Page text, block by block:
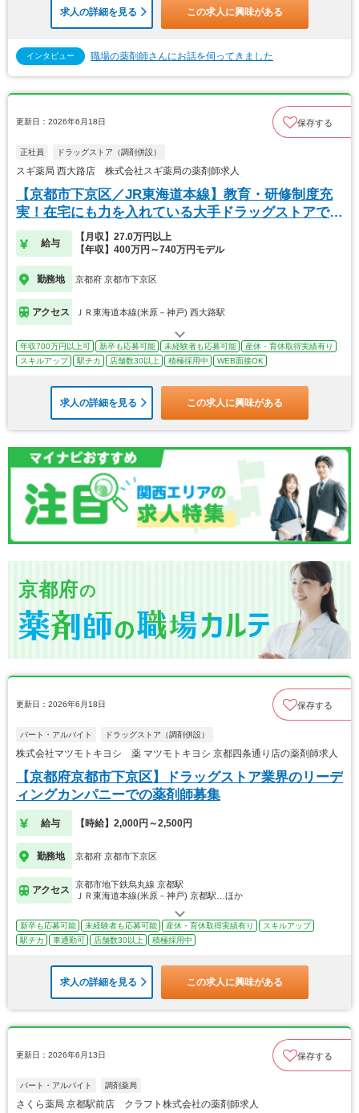
求人の詳細を見る この求人に興味がある
インタビュー 職場の薬剤師さんにお話を伺ってきました
更新日：2026年6月18日 保存する
正社員 ドラッグストア（調剤併設）
スギ薬局 西大路店 株式会社スギ薬局の薬剤師求人
【京都市下京区／JR東海道本線】教育・研修制度充
実！在宅にも力を入れている大手ドラッグストアで
す！
給与
【月収】27.0万円以上
【年収】400万円～740万円モデル
勤務地 京都府 京都市下京区
アクセス ＪＲ東海道本線(米原－神戸) 西大路駅
年収700万円以上可 新卒も応募可能 未経験者も応募可能
産休・育休取得実績有り
スキルアップ
駅チカ 店舗数30以上 積極採用中 WEB面接OK
求人の詳細を見る この求人に興味がある
京都府の
更新日：2026年6月18日 保存する
パート・アルバイト ドラッグストア（調剤併設）
株式会社マツモトキヨシ 薬 マツモトキヨシ 京都四条通り店の薬剤師求人
【京都府京都市下京区】ドラッグストア業界のリーデ
ィングカンパニーでの薬剤師募集
給与 【時給】2,000円～2,500円
勤務地 京都府 京都市下京区
アクセス
京都市地下鉄烏丸線 京都駅
ＪＲ東海道本線(米原－神戸) 京都駅…ほか
新卒も応募可能 未経験者も応募可能 産休・育休取得実績有り
スキルアップ
駅チカ
車通勤可 店舗数30以上 積極採用中
求人の詳細を見る この求人に興味がある
更新日：2026年6月13日 保存する
パート・アルバイト 調剤薬局
さくら薬局 京都駅前店 クラフト株式会社の薬剤師求人